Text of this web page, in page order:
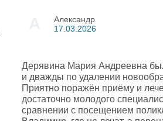
Александр
17.03.2026
Дерявина Мария Андреевна
и дважды по удалении
Приятно поражён приёму и
достаточно молодого
сравнении с посещением